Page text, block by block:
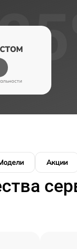
Акции